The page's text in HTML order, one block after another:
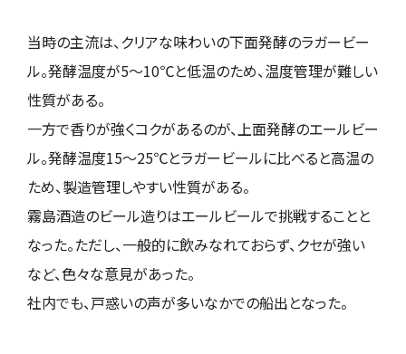
当時の主流は、クリアな味わいの下面発酵のラガービー
ル。発酵温度が5～10℃と低温のため、温度管理が難しい
性質がある。
一方で香りが強くコクがあるのが、上面発酵のエールビー
ル。発酵温度15〜25℃とラガービールに比べると高温の
ため、製造管理しやすい性質がある。
霧島酒造のビール造りはエールビールで挑戦することと
なった。ただし、一般的に飲みなれておらず、クセが強い
など、色々な意見があった。
社内でも、戸惑いの声が多いなかでの船出となった。